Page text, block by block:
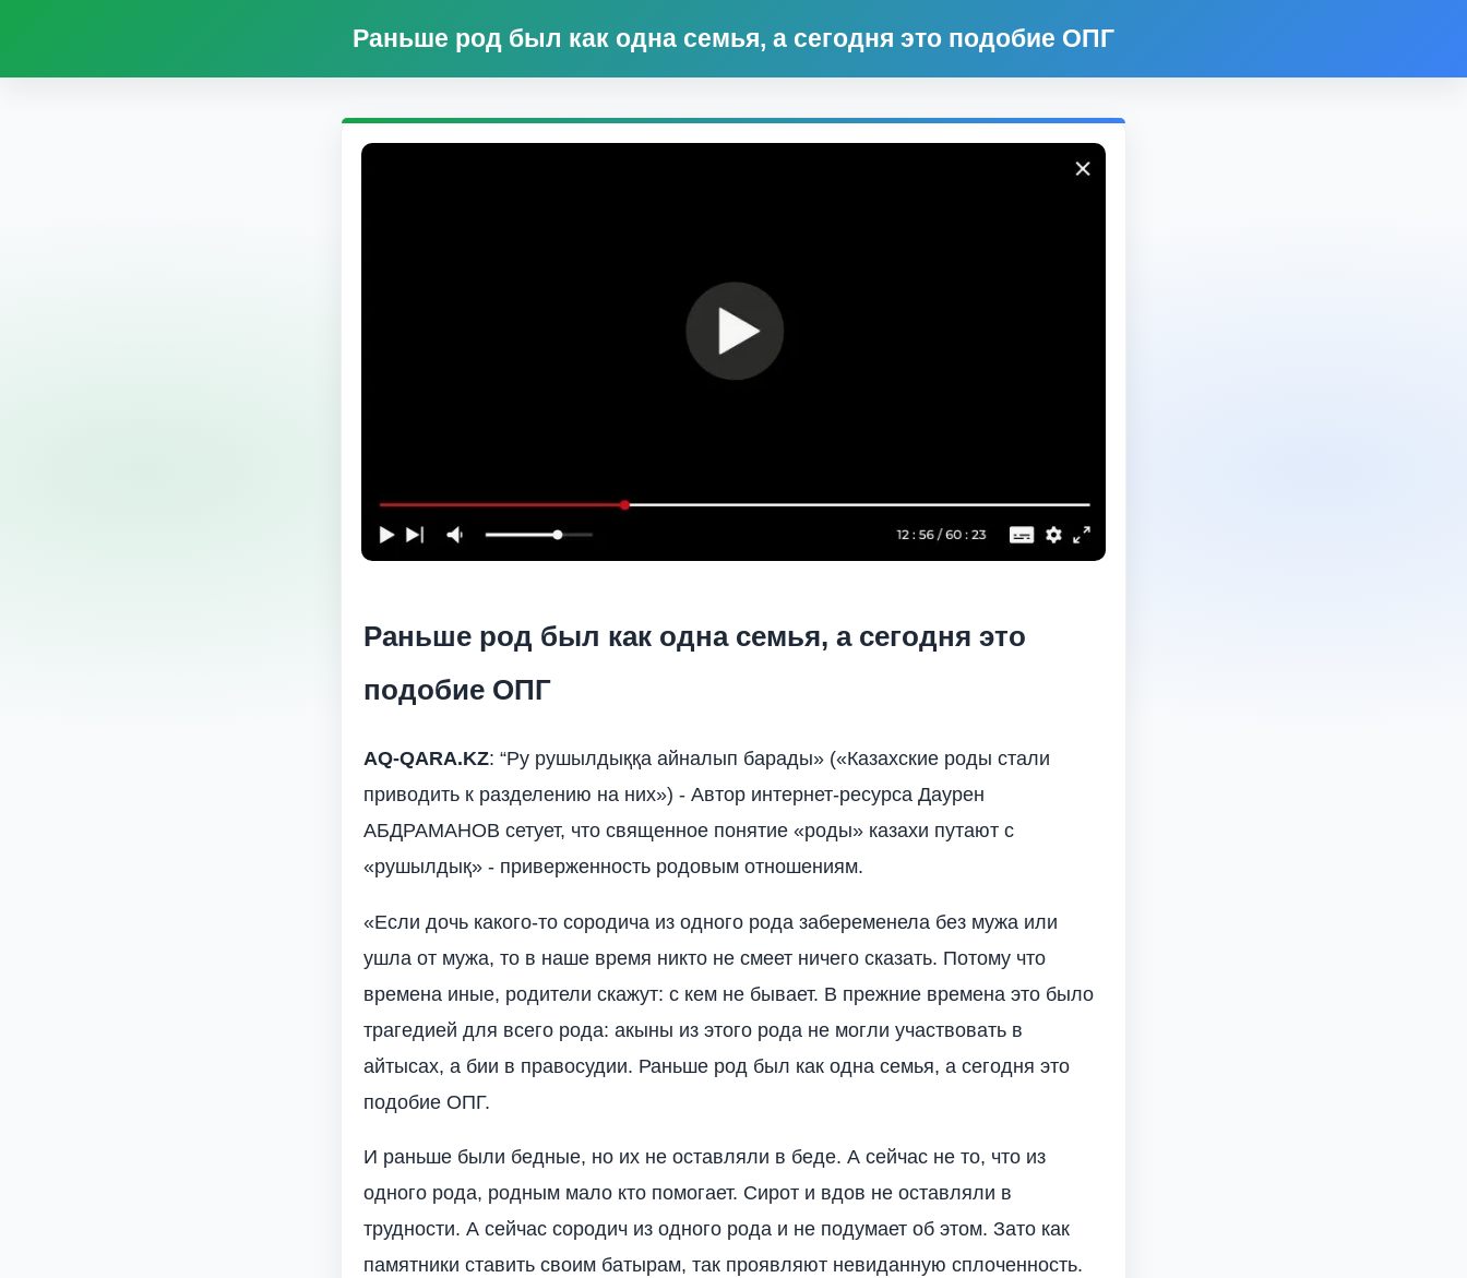
Раньше род был как одна семья, а сегодня это подобие ОПГ
Раньше род был как одна семья, а сегодня это
подобие ОПГ
AQ-QARA.KZ: “Ру рушылдыққа айналып барады» («Казахские роды стали
приводить к разделению на них») - Автор интернет-ресурса Даурен
АБДРАМАНОВ сетует, что священное понятие «роды» казахи путают с
«рушылдық» - приверженность родовым отношениям.
«Если дочь какого-то сородича из одного рода забеременела без мужа или
ушла от мужа, то в наше время никто не смеет ничего сказать. Потому что
времена иные, родители скажут: с кем не бывает. В прежние времена это было
трагедией для всего рода: акыны из этого рода не могли участвовать в
айтысах, а бии в правосудии. Раньше род был как одна семья, а сегодня это
подобие ОПГ.
И раньше были бедные, но их не оставляли в беде. А сейчас не то, что из
одного рода, родным мало кто помогает. Сирот и вдов не оставляли в
трудности. А сейчас сородич из одного рода и не подумает об этом. Зато как
памятники ставить своим батырам, так проявляют невиданную сплоченность.